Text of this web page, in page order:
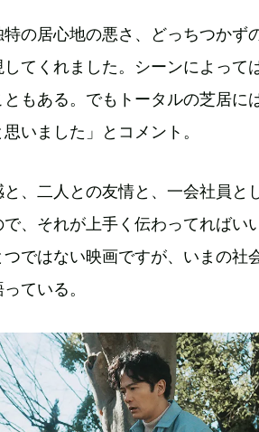
の居心地の悪さ、どっちつかず
てくれました。シーンによって
もある。でもトータルの芝居に
いました」とコメント。
、二人との友情と、一会社員と
、それが上手く伝わってればい
ではない映画ですが、いまの社
ている。